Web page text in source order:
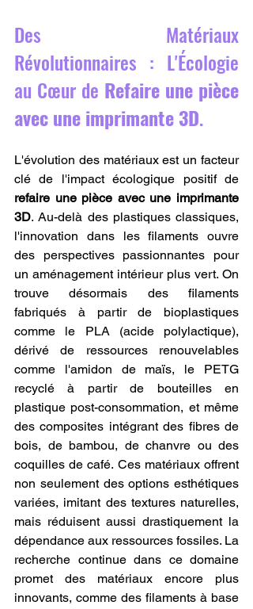
Des Matériaux
Révolutionnaires : L'Écologie
au Cœur de Refaire une pièce
avec une imprimante 3D.
L'évolution des matériaux est un facteur
refaire une pièce avec une imprimante
3D. Au-delà des plastiques classiques,
l'innovation dans les filaments ouvre
des perspectives passionnantes pour
un aménagement intérieur plus vert. On
trouve désormais des filaments
fabriqués à partir de bioplastiques
comme le PLA (acide polylactique),
dérivé de ressources renouvelables
comme l'amidon de maïs, le PETG
recyclé à partir de bouteilles en
plastique post-consommation, et même
des composites intégrant des fibres de
bois, de bambou, de chanvre ou des
coquilles de café. Ces matériaux offrent
non seulement des options esthétiques
variées, imitant des textures naturelles,
mais réduisent aussi drastiquement la
dépendance aux ressources fossiles. La
recherche continue dans ce domaine
promet des matériaux encore plus
innovants, comme des filaments à base